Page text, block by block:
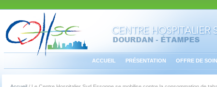
ACCUEIL PRÉSENTATION OFFRE DE